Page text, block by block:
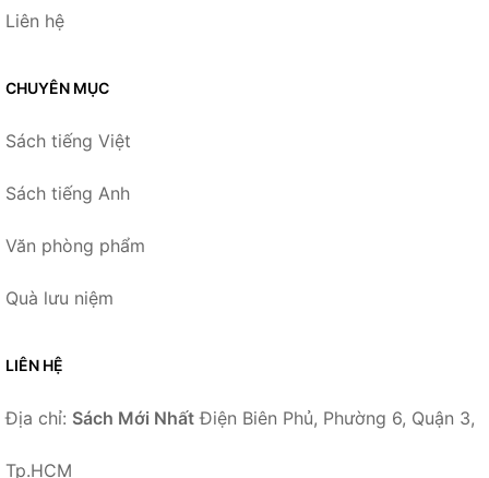
Liên hệ
CHUYÊN MỤC
Sách tiếng Việt
Sách tiếng Anh
Văn phòng phẩm
Quà lưu niệm
LIÊN HỆ
Địa chỉ: Sách Mới Nhất Điện Biên Phủ, Phường 6, Quận 3,
Tp.HCM